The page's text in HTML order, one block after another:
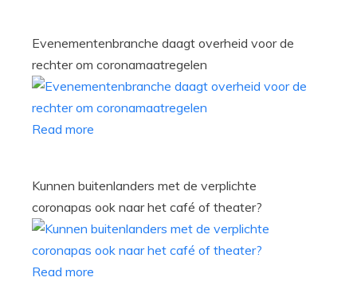
Evenementenbranche daagt overheid voor de
rechter om coronamaatregelen
Read more
Kunnen buitenlanders met de verplichte
coronapas ook naar het café of theater?
Read more